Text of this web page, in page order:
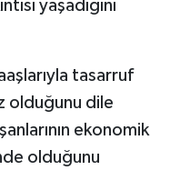
yaşadığını
tasarruf
olduğunu dile
ekonomik
olduğunu